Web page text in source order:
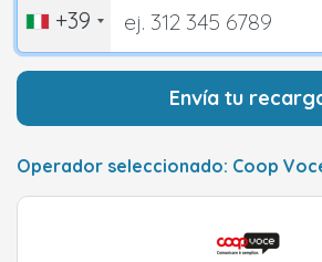
+39
Envía tu
Operador seleccionado: Coop